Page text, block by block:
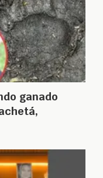
ganado